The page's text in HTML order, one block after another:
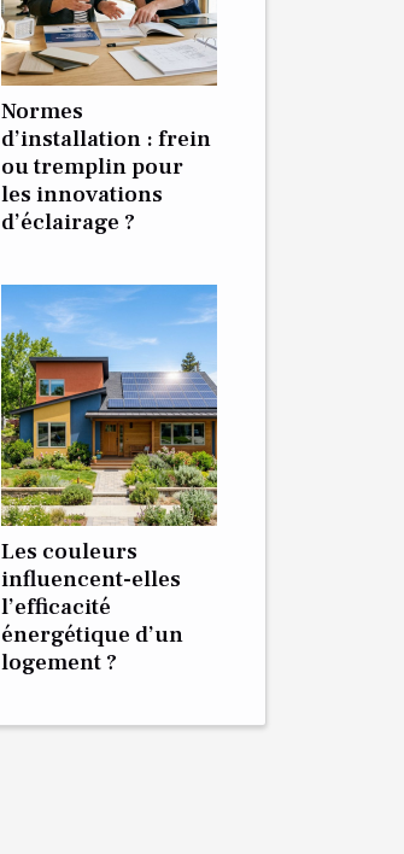
Normes
d’installation : frein
ou tremplin pour
les innovations
d’éclairage ?
Les couleurs
influencent-elles
l’efficacité
énergétique d’un
logement ?